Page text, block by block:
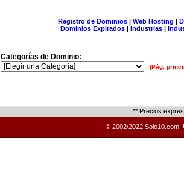
Registro de Dominios| Web Hosting |
Dominios Expirados | Industrias |
Categorías de Dominio:
[Pág.
** Precios
© 2002/2022 Solo10.com